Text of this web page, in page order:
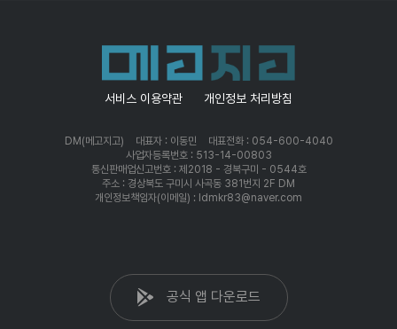
서비스 이용약관 개인정보 처리방침
DM(메고지고) 대표자 : 이동민
대표전화 : 054-600-4040
사업자등록번호 : 513-14-00803
통신판매업신고번호 : 제2018 - 경북구미 - 0544호
주소 : 경상북도 구미시 사곡동 381번지 2F DM
개인정보책임자(이메일) : ldmkr83@naver.com
공식 앱 다운로드